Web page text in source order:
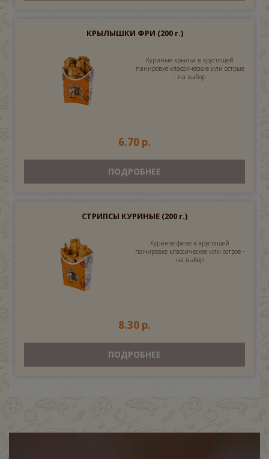
КРЫЛЫШКИ ФРИ (200 г.)
Куриные крылья в хрустящей
панировке классические или острые
- на выбор
6.70 р.
ПОДРОБНЕЕ
СТРИПСЫ КУРИНЫЕ (200 г.)
Куриное филе в хрустящей
панировке классическое или острое -
на выбор
8.30 р.
ПОДРОБНЕЕ